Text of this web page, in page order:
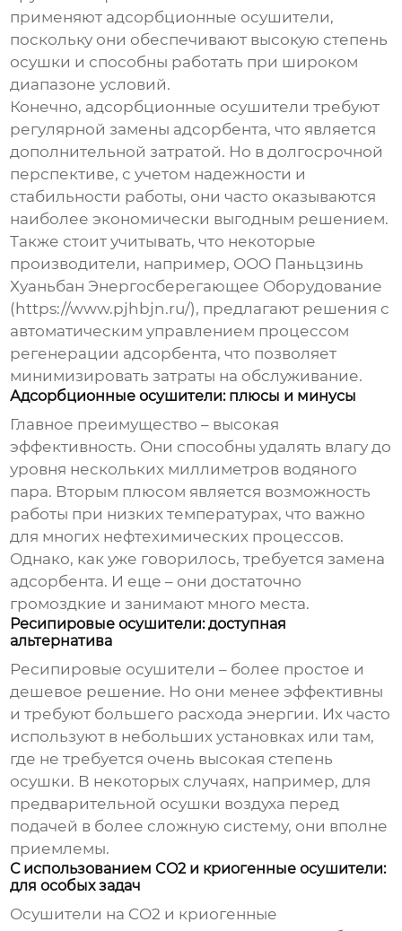
применяют адсорбционные осушители,
поскольку они обеспечивают высокую степень
осушки и способны работать при широком
диапазоне условий.
Конечно, адсорбционные осушители требуют
регулярной замены адсорбента, что является
дополнительной затратой. Но в долгосрочной
перспективе, с учетом надежности и
стабильности работы, они часто оказываются
наиболее экономически выгодным решением.
Также стоит учитывать, что некоторые
производители, например, ООО Паньцзинь
Хуаньбан Энергосберегающее Оборудование
(https://www.pjhbjn.ru/), предлагают решения с
автоматическим управлением процессом
регенерации адсорбента, что позволяет
минимизировать затраты на обслуживание.
Адсорбционные осушители: плюсы и минусы
Главное преимущество – высокая
эффективность. Они способны удалять влагу до
уровня нескольких миллиметров водяного
пара. Вторым плюсом является возможность
работы при низких температурах, что важно
для многих нефтехимических процессов.
Однако, как уже говорилось, требуется замена
адсорбента. И еще – они достаточно
громоздкие и занимают много места.
Ресипировые осушители: доступная
альтернатива
Ресипировые осушители – более простое и
дешевое решение. Но они менее эффективны
и требуют большего расхода энергии. Их часто
используют в небольших установках или там,
где не требуется очень высокая степень
осушки. В некоторых случаях, например, для
предварительной осушки воздуха перед
подачей в более сложную систему, они вполне
приемлемы.
С использованием CO2 и криогенные осушители:
для особых задач
Осушители на CO2 и криогенные